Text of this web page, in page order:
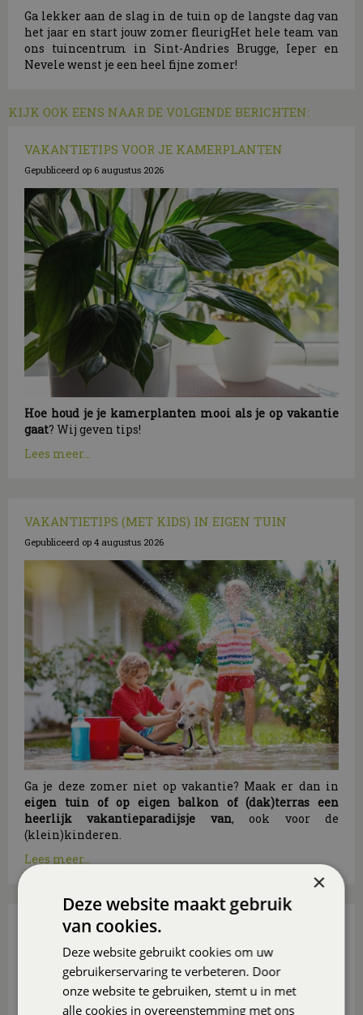
Ga lekker aan de slag in de tuin op de langste dag van
het jaar en start jouw zomer fleurigHet hele team van
ons tuincentrum in Sint-Andries Brugge, Ieper en
Nevele wenst je een heel fijne zomer!
KIJK OOK EENS NAAR DE VOLGENDE BERICHTEN:
VAKANTIETIPS VOOR JE KAMERPLANTEN
Gepubliceerd op 6 augustus 2026
Hoe houd je je kamerplanten mooi als je op vakantie
gaat? Wij geven tips!
Lees meer...
VAKANTIETIPS (MET KIDS) IN EIGEN TUIN
Gepubliceerd op 4 augustus 2026
Ga je deze zomer niet op vakantie? Maak er dan in
eigen tuin of op eigen balkon of (dak)terras een
heerlijk vakantieparadijsje van, ook voor de
(klein)kinderen.
Lees meer...
15 TUIN- EN BALKONTIPS VOOR AUGUSTUS
Gepubliceerd op 31 juli 2026
×
Deze website maakt gebruik
van cookies.
Deze website gebruikt cookies om uw
gebruikerservaring te verbeteren. Door
onze website te gebruiken, stemt u in met
alle cookies in overeenstemming met ons